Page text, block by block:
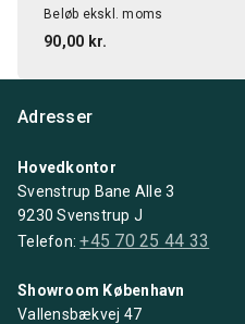
Beløb ekskl. moms
90,00 kr.
Adresser
Hovedkontor
Svenstrup Bane Alle 3
9230 Svenstrup J
Telefon:+45 70 25 44 33
Showroom København
Vallensbækvej 47